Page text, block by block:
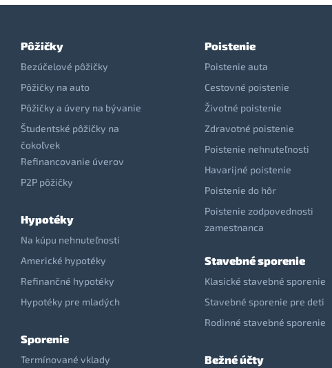
Pôžičky
Bezúčelové pôžičky
Pôžičky na auto
Pôžičky a úvery na bývanie
Študentské pôžičky na
čokoľvek
Refinancovanie úverov
P2P pôžičky
Hypotéky
Na kúpu nehnuteľnosti
Americké hypotéky
Refinančné hypotéky
Hypotéky pre mladých
Sporenie
Termínované vklady
Poistenie
Poistenie auta
Cestovné poistenie
Životné poistenie
Zdravotné poistenie
Poistenie nehnuteľnosti
Havarijné poistenie
Poistenie do hôr
Poistenie zodpovednosti
zamestnanca
Stavebné sporenie
Klasické stavebné sporenie
Stavebné sporenie pre deti
Rodinné stavebné sporenie
Bežné účty